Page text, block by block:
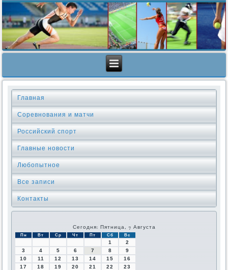
Главная
Соревнования и матчи
Российский спорт
Главные новости
Любопытное
Все записи
Контакты
Сегодня: Пятница, 7 Августа
Пн Вт Ср Чт Пт Сб Вс
1
2
3
4 5 6 7 8
9
10
11 12 13 14 15
16
17
18 19 20 21 22
23